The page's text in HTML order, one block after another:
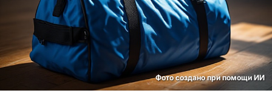
Фото создано при помощи ИИ